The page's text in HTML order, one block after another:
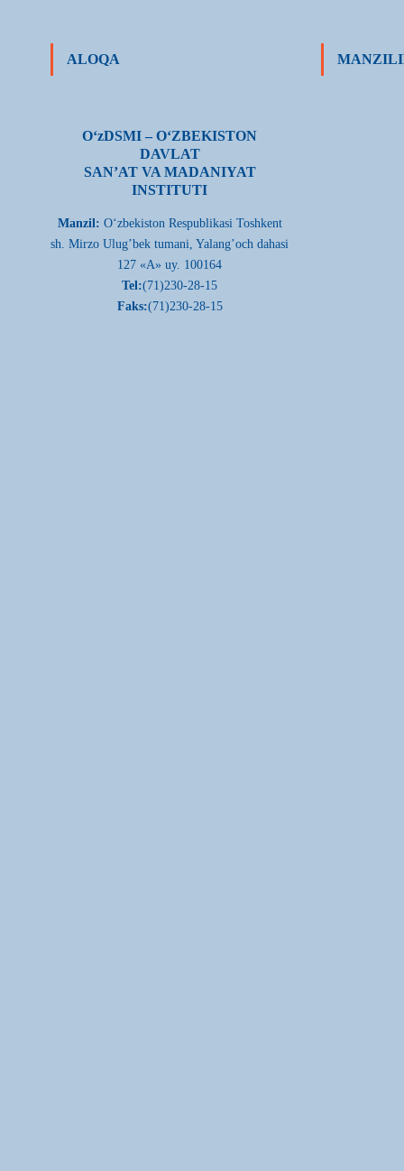
ALOQA
О‘zDSMI – О‘ZBEKISTON
DAVLAT
SAN’AT VA MADANIYAT
INSTITUTI
Manzil: О‘zbekiston Respublikasi Toshkent
sh. Mirzo Ulug’bek tumani, Yalang’och dahasi
127 «A» uy. 100164
Tel:(71)230-28-15
Faks:(71)230-28-15